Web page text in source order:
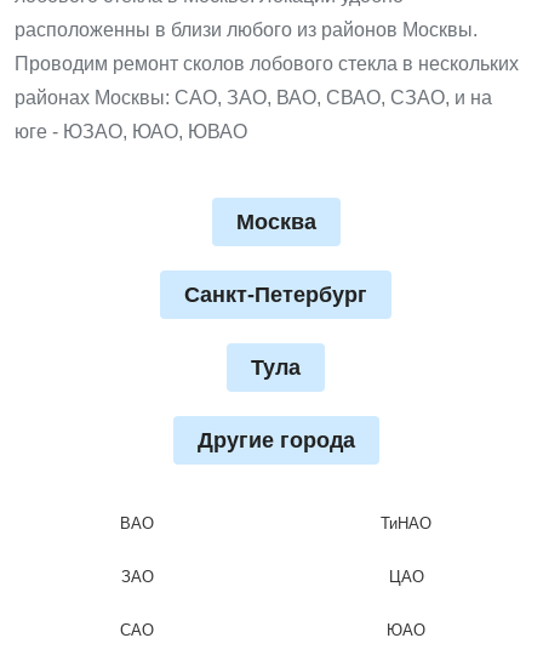
расположенны в близи любого из районов Москвы.
Проводим ремонт сколов лобового стекла в нескольких
районах Москвы: САО, ЗАО, ВАО, СВАО, СЗАО, и на
юге - ЮЗАО, ЮАО, ЮВАО
Москва
Санкт-Петербург
Тула
Другие города
ВАО
ЗАО
САО
ТиНАО
ЦАО
ЮАО